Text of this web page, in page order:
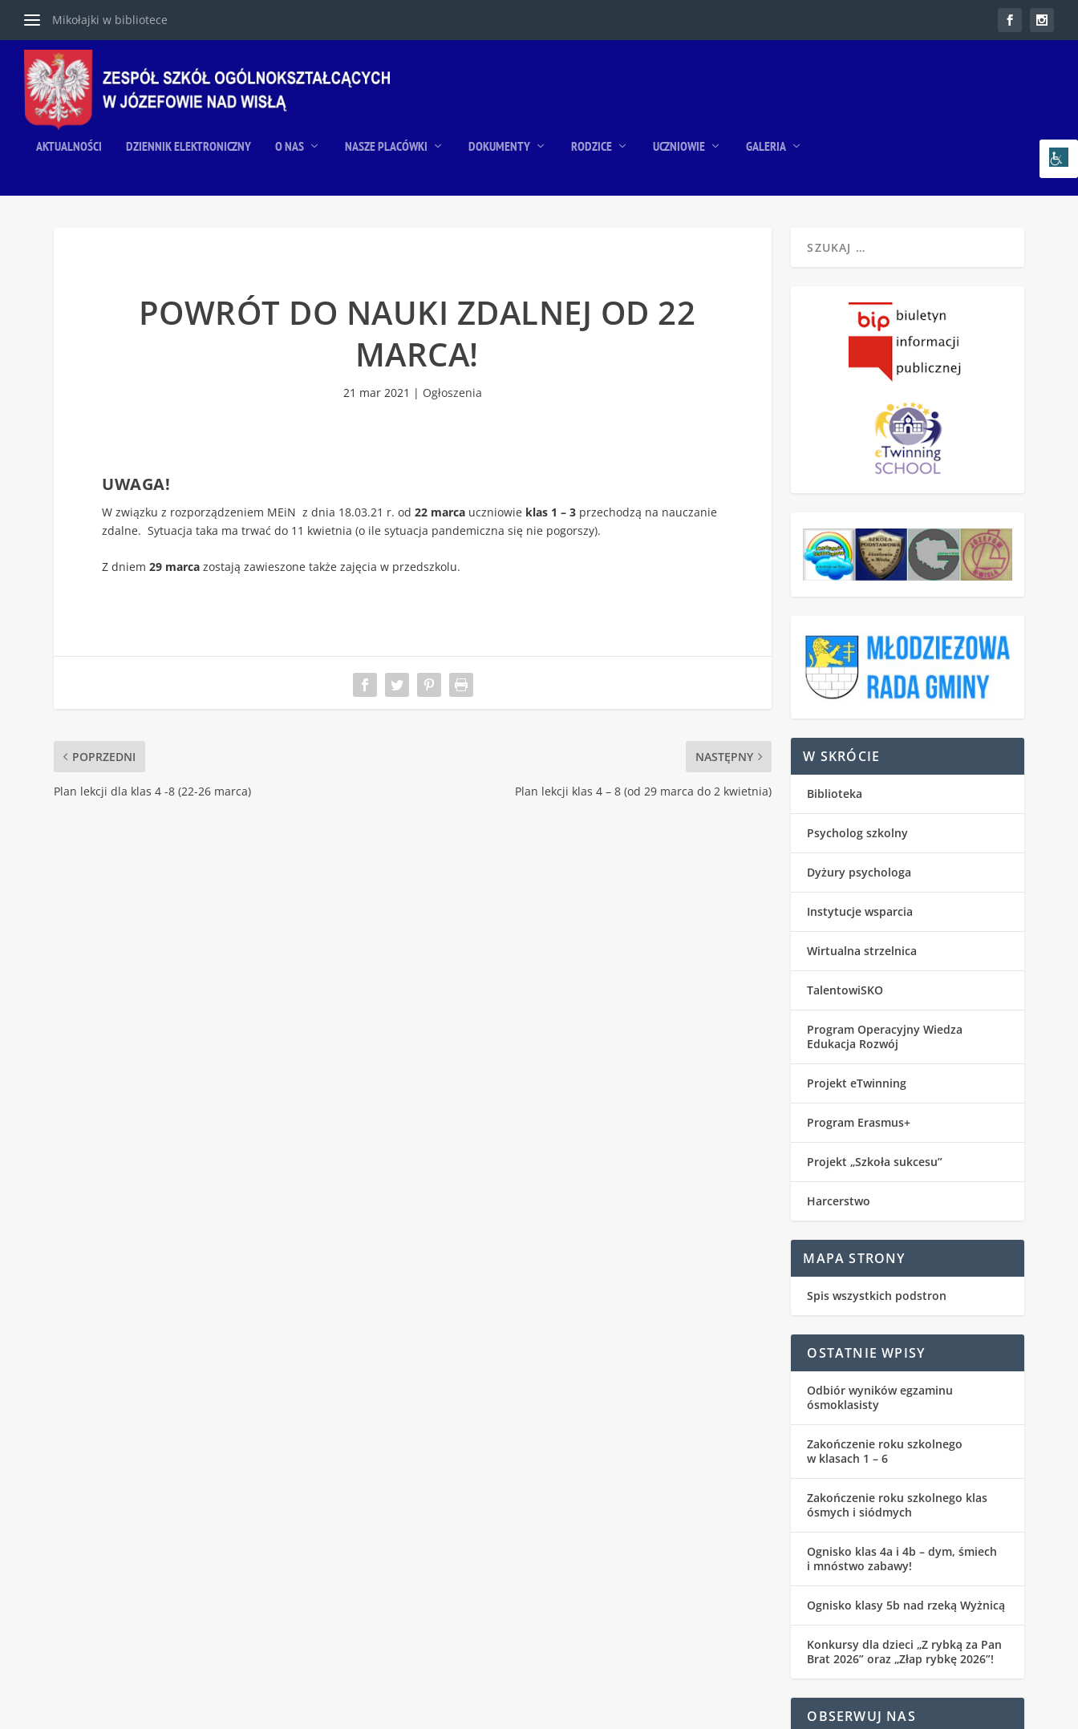
Mikołajki w bibliotece
AKTUALNOŚCI DZIENNIK ELEKTRONICZNY O NAS NASZE PLACÓWKI DOKUMENTY RODZICE UCZNIOWIE GALERIA
POWRÓT DO NAUKI ZDALNEJ OD 22
MARCA!
21 mar 2021 | Ogłoszenia
UWAGA!
W związku z rozporządzeniem MEiN z dnia 18.03.21 r. od22 marca uczniowie klas 1 – 3 przechodzą na nauczanie
zdalne. Sytuacja taka ma trwać do 11 kwietnia (o ile sytuacja pandemiczna się nie pogorszy).
Z dniem29 marca zostają zawieszone także zajęcia w przedszkolu.
POPRZEDNI
Plan lekcji dla klas 4 -8 (22-26 marca)
NASTĘPNY
Plan lekcji klas 4 – 8 (od 29 marca do 2 kwietnia)
W SKRÓCIE
Biblioteka
Psycholog szkolny
Dyżury psychologa
Instytucje wsparcia
Wirtualna strzelnica
TalentowiSKO
Program Operacyjny Wiedza
Edukacja Rozwój
Projekt eTwinning
Program Erasmus+
Projekt „Szkoła sukcesu”
Harcerstwo
MAPA STRONY
Spis wszystkich podstron
OSTATNIE WPISY
Odbiór wyników egzaminu
ósmoklasisty
Zakończenie roku szkolnego
w klasach 1 – 6
Zakończenie roku szkolnego klas
ósmych i siódmych
Ognisko klas 4a i 4b – dym, śmiech
i mnóstwo zabawy!
Ognisko klasy 5b nad rzeką Wyżnicą
Konkursy dla dzieci „Z rybką za Pan
Brat 2026” oraz „Złap rybkę 2026”!
OBSERWUJ NAS